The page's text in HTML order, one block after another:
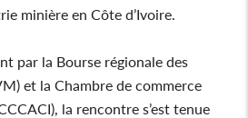
minière en Côte d’Ivoire.
par la Bourse régionale des
et la Chambre de commerce
la rencontre s’est tenue